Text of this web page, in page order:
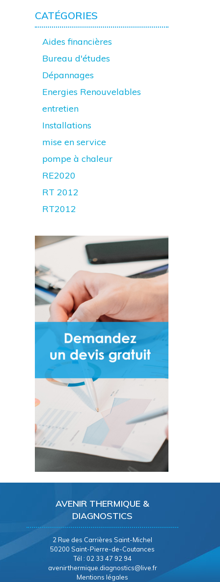
CATÉGORIES
Aides financières
Bureau d'études
Dépannages
Energies Renouvelables
entretien
Installations
mise en service
pompe à chaleur
RE2020
RT 2012
RT2012
AVENIR THERMIQUE &
DIAGNOSTICS
2 Rue des Carrières Saint-Michel
50200 Saint-Pierre-de-Coutances
Tél : 02 33 47 92 94
avenirthermique.diagnostics@live.fr
Mentions légales